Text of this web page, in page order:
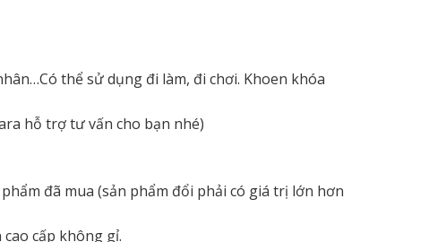
thể sử dụng đi làm, đi chơi. Khoen khóa
hỗ trợ tư vấn cho bạn nhé)
đã mua (sản phẩm đổi phải có giá trị lớn hơn
cấp không gỉ.